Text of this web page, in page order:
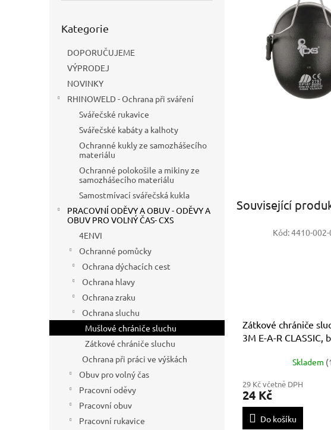
kategorie
Kategorie
DOPORUČUJEME
VÝPRODEJ
NOVINKY
RHINOWELD - Ochrana při sváření
Svářečské rukavice
Svářečské kabáty a kalhoty
Ochranné kukly ze samozhášecího
materiálu
Ochranné polokošile a mikiny ze
samozhášecího materiálu
Samostmívací svářečská kukla
PRACOVNÍ ODĚVY A OBUV - ODĚVY A
OBUV PRO VOLNÝ ČAS- CXS
4ENVI
Ochranné pomůcky
Ochrana dýchacích cest
Ochrana hlavy
Ochrana zraku
Ochrana sluchu
Mušlové chrániče sluchu
Zátkové chrániče sluchu
Ochrana při práci ve výškách
Obuv pro volný čas
Pracovní oděvy
Pracovní obuv
Pracovní rukavice
Související
Zátkové chrániče
3M E-A-R CLASSIC,
Skladem
29 Kč včetně DPH
24 Kč
Do košíku
Kód:4410-002-